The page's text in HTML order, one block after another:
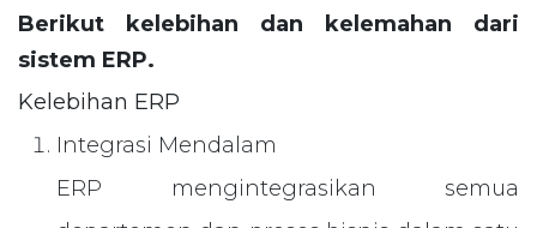
Berikut kelebihan dan kelemahan dari
sistem ERP.
Kelebihan ERP
Integrasi Mendalam
ERP mengintegrasikan semua